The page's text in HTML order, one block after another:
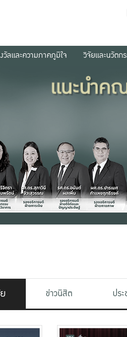
วัลและความภาคภูมิใจ วิจัยและนวัตก
ข่าวนิสิต ปร